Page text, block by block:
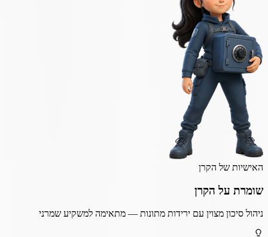
האישיות של הקרן
שומרת על הקרן
ניהול סיכון מצוין עם ירידות מתונות — מתאימה למשקיע שמרני